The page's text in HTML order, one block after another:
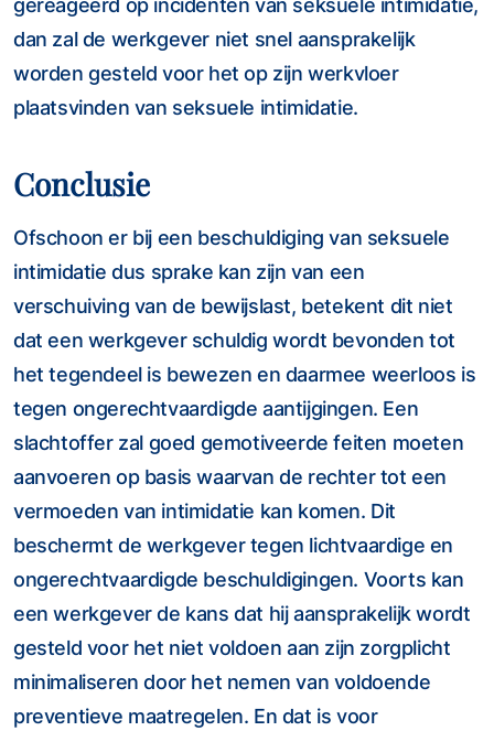
dan zal de werkgever niet snel aansprakelijk
worden gesteld voor het op zijn werkvloer
plaatsvinden van seksuele intimidatie.
Conclusie
Ofschoon er bij een beschuldiging van seksuele
intimidatie dus sprake kan zijn van een
verschuiving van de bewijslast, betekent dit niet
dat een werkgever schuldig wordt bevonden tot
het tegendeel is bewezen en daarmee weerloos is
tegen ongerechtvaardigde aantijgingen. Een
slachtoffer zal goed gemotiveerde feiten moeten
aanvoeren op basis waarvan de rechter tot een
vermoeden van intimidatie kan komen. Dit
beschermt de werkgever tegen lichtvaardige en
ongerechtvaardigde beschuldigingen. Voorts kan
een werkgever de kans dat hij aansprakelijk wordt
gesteld voor het niet voldoen aan zijn zorgplicht
minimaliseren door het nemen van voldoende
preventieve maatregelen. En dat is voor